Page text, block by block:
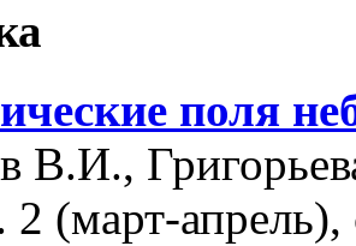
поля
В.И.,
2 (март-апрель),